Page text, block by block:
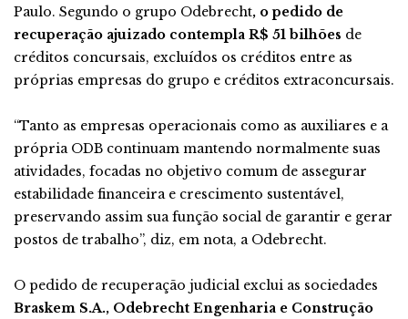
Paulo. Segundo o grupo Odebrecht, o pedido de
recuperação ajuizado contempla R$ 51 bilhões de
créditos concursais, excluídos os créditos entre as
próprias empresas do grupo e créditos extraconcursais.
“Tanto as empresas operacionais como as auxiliares e a
própria ODB continuam mantendo normalmente suas
atividades, focadas no objetivo comum de assegurar
estabilidade financeira e crescimento sustentável,
preservando assim sua função social de garantir e gerar
postos de trabalho”, diz, em nota, a Odebrecht.
O pedido de recuperação judicial exclui as sociedades
Braskem S.A., Odebrecht Engenharia e Construção